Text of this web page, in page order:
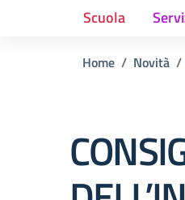
Scuola
Home Novità